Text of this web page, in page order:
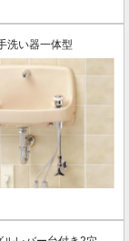
洗い器一体型